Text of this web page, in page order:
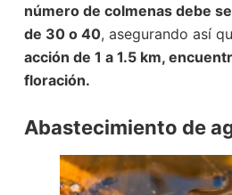
número de colmenas debe
de 30 o 40, asegurando así
acción de 1 a 1.5 km,
floración.
Abastecimiento de